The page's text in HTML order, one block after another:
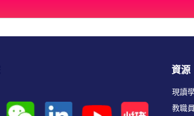
資源
現讀
教職